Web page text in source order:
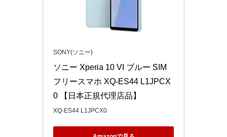
SONY(ソニー)
ソニー Xperia 10 VI ブルー SIM
フリースマホ XQ-ES44 L1JPCX
0 【日本正規代理店品】
XQ-ES44 L1JPCX0